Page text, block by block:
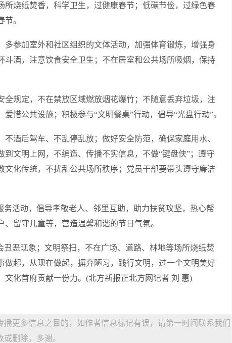
烧纸焚香，科学卫生，过健康春节；低碳节俭，过绿色春
。
多参加室外和社区组织的文体活动，加强体育锻炼，增强身
酒，注意饮食安全卫生；不在居室和公共场所吸烟，保持
规定，不在禁放区域燃放烟花爆竹；不随意丢弃垃圾，注
惜公共设施；积极参与“文明餐桌”行动，倡导“光盘行动”。
酒后驾车、不乱停乱放；做好安全防范，确保家庭用水、
文明上网，不编造、传播不实信息，不做“键盘侠”；遵守
化传统，不扰乱公共场所秩序；党员干部要带头遵守廉洁
活动，倡导孝敬老人、邻里互助，助力扶贫攻坚，热心帮
留守儿童等，营造温馨和谐的节日气氛。
恶现象；文明祭扫，不在广场、道路、林地等场所烧纸焚
起，从现在做起，摒弃陋习，践行文明，过一个文明美好
化首府贡献一份力。(北方新报正北方网记者 刘 惠)
更多信息之目的，如作者信息标记有误，请第一时间联系我们
或删除，多谢。